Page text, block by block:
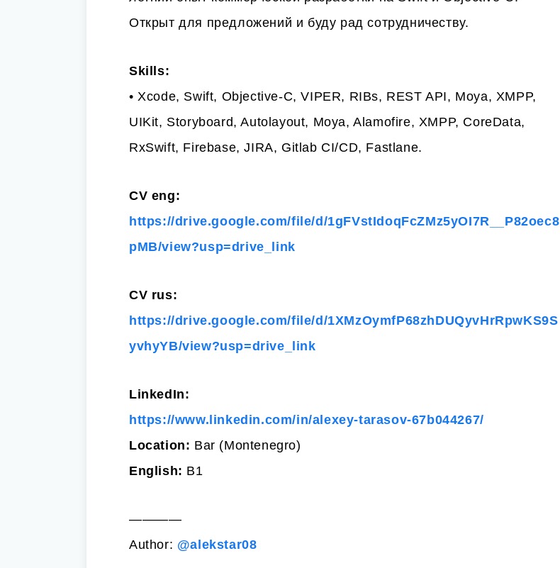
Открыт для предложений и буду рад сотрудничеству.
Skills:
• Xcode, Swift, Objective-C, VIPER, RIBs, REST API, Moya, XMPP,
UIKit, Storyboard, Autolayout, Moya, Alamofire, XMPP, CoreData,
RxSwift, Firebase, JIRA, Gitlab CI/CD, Fastlane.
CV eng:
https://drive.google.com/file/d/1gFVstIdoqFcZMz5yOI7R__P82oec8
pMB/view?usp=drive_link
CV rus:
https://drive.google.com/file/d/1XMzOymfP68zhDUQyvHrRpwKS9S
yvhyYB/view?usp=drive_link
LinkedIn:
https://www.linkedin.com/in/alexey-tarasov-67b044267/
Location: Bar (Montenegro)
English: B1
————
Author: @alekstar08